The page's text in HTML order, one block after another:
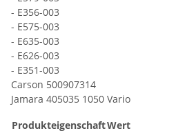
- E356-003
- E575-003
- E635-003
- E626-003
- E351-003
Carson 500907314
Jamara 405035 1050 Vario
ProdukteigenschaftWert